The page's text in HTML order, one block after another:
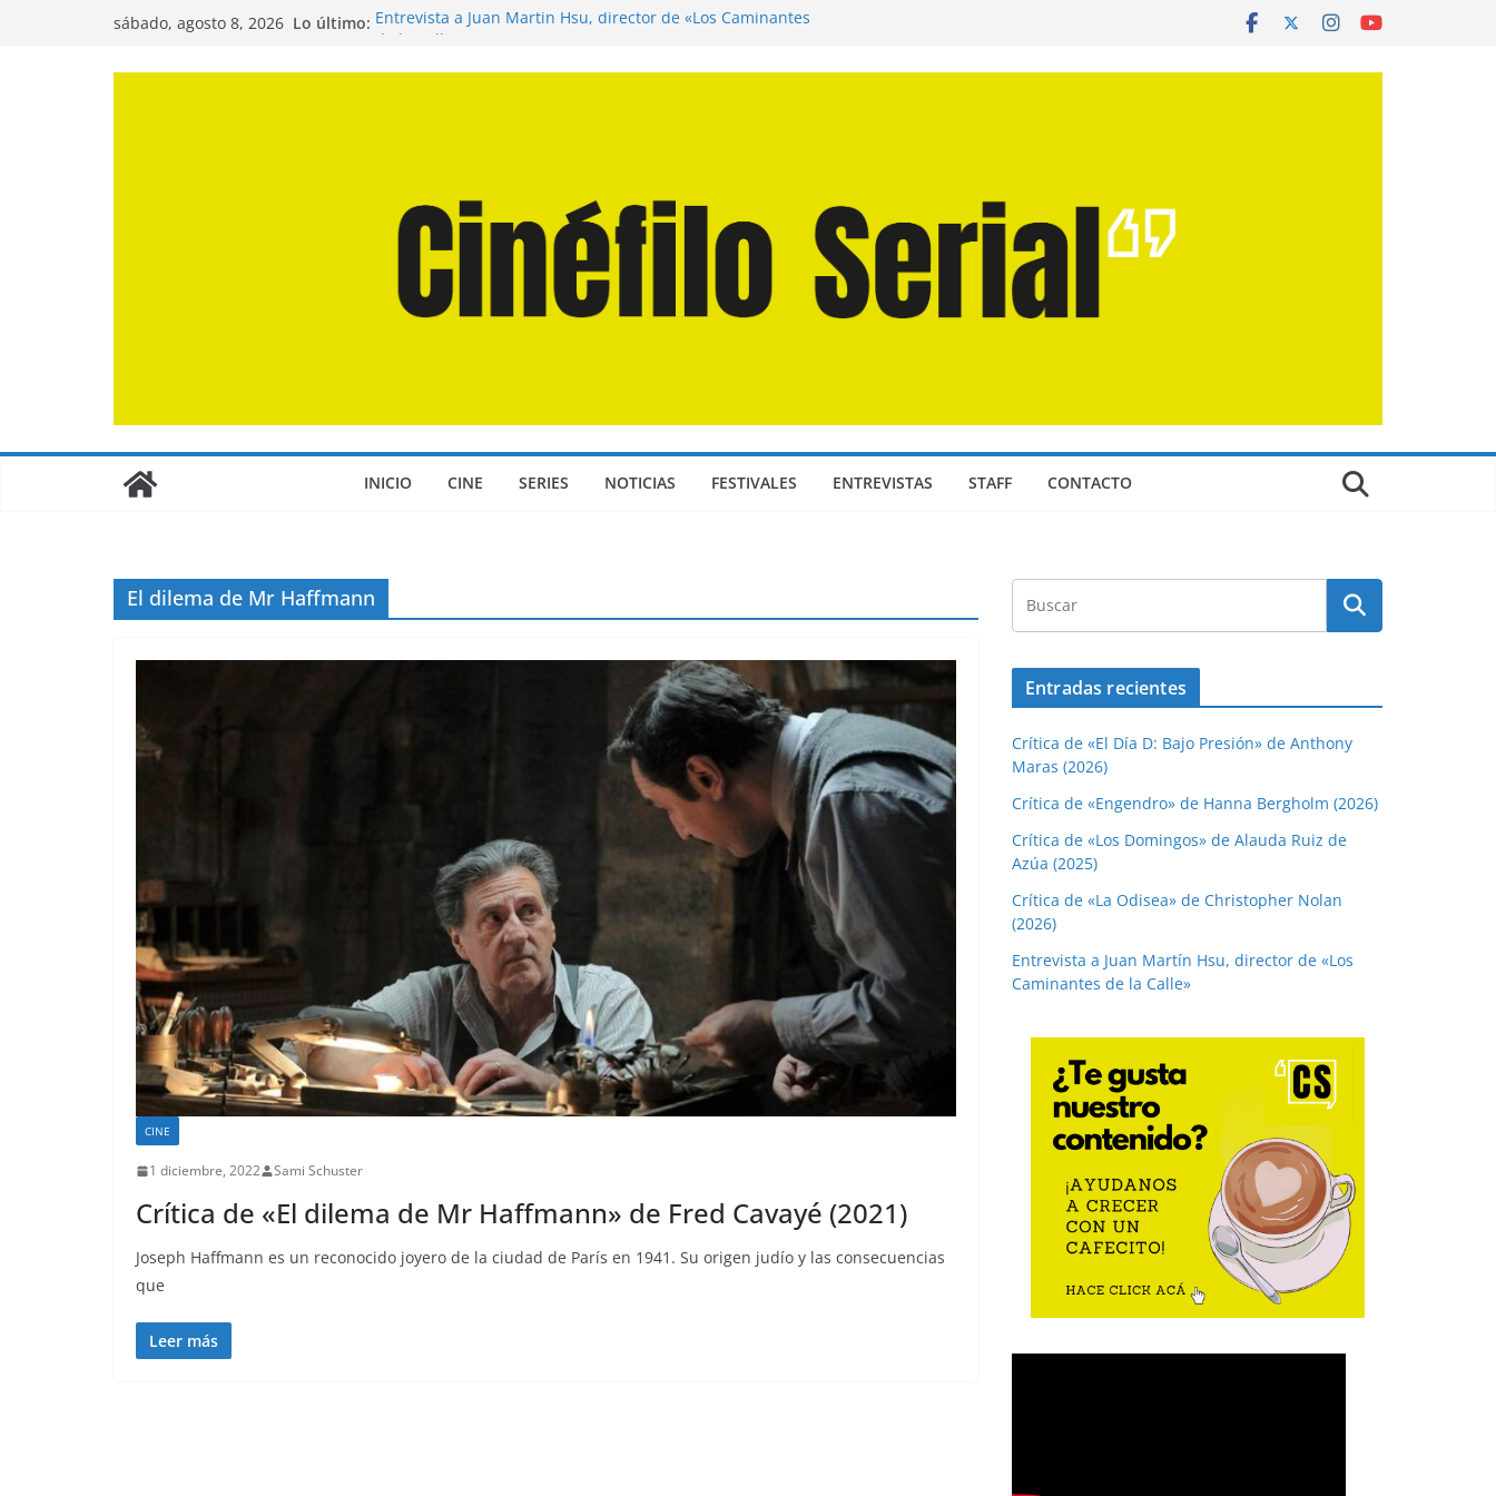
sábado, agosto 8, 2026 Lo último: Entrevista a Juan Martín Hsu, director de «Los Caminantes
INICIO CINE SERIES NOTICIAS FESTIVALES ENTREVISTAS STAFF CONTACTO
El dilema de Mr Haffmann
CINE
1 diciembre, 2022 Sami Schuster
Crítica de «El dilema de Mr Haffmann» de Fred Cavayé (2021)
Joseph Haffmann es un reconocido joyero de la ciudad de París en 1941. Su origen judío y las consecuencias
que
Leer más
Entradas recientes
Crítica de «El Día D: Bajo Presión» de Anthony
Maras (2026)
Crítica de «Engendro» de Hanna Bergholm (2026)
Crítica de «Los Domingos» de Alauda Ruiz de
Azúa (2025)
Crítica de «La Odisea» de Christopher Nolan
(2026)
Entrevista a Juan Martín Hsu, director de «Los
Caminantes de la Calle»